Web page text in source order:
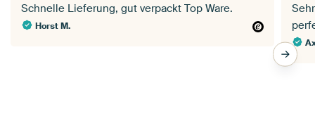
Schnelle Lieferung, gut verpackt Top Ware.
Horst M.